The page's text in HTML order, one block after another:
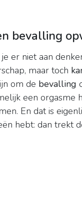
bevalling
er niet aan
maar toch
om de bevalling
een orgasme
En dat is
hebt: dan trekt